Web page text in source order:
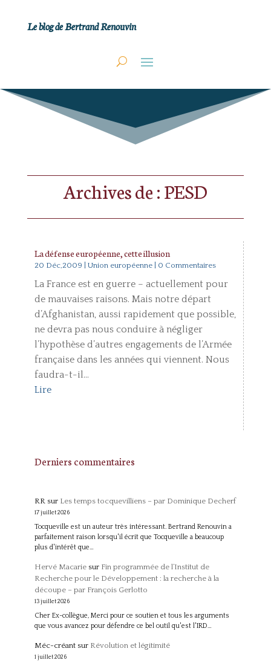
Le blog de Bertrand Renouvin
Archives de : PESD
La défense européenne, cette illusion
20 Déc,2009 Union européenne| 0 Commentaires
La France est en guerre – actuellement pour
de mauvaises raisons. Mais notre départ
d’Afghanistan, aussi rapidement que possible,
ne devra pas nous conduire à négliger
l’hypothèse d’autres engagements de l’Armée
française dans les années qui viennent. Nous
faudra-t-il...
Lire
Derniers commentaires
RRsur Les temps tocquevilliens – par Dominique Decherf
17 juillet 2026
Tocqueville est un auteur très intéressant. Bertrand Renouvin a
parfaitement raison lorsqu'il écrit que Tocqueville a beaucoup
plus d'intérêt que…
Hervé Macariesur Fin programmée de l’Institut de
Recherche pour le Développement : la recherche à la
découpe – par François Gerlotto
13 juillet 2026
Cher Ex-collègue, Merci pour ce soutien et tous les arguments
que vous avancez pour défendre ce bel outil qu'est l'IRD…
Méc-créantsur Révolution et légitimité
1 juillet 2026